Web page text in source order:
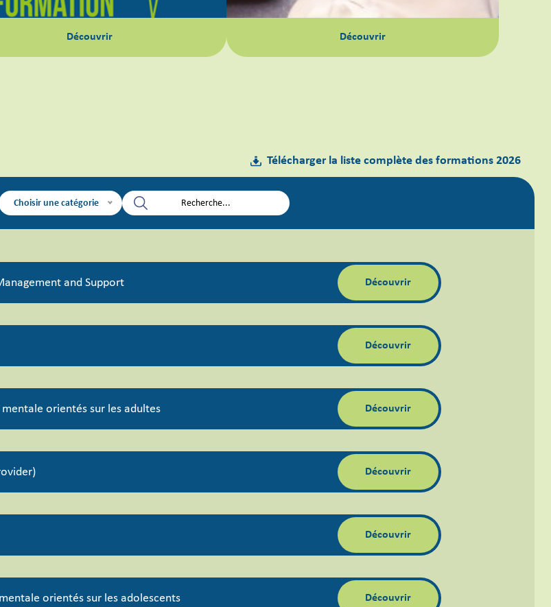
Découvrir Découvrir
Télécharger la liste complète des formations 2026
Choisir une catégorie
and Support Découvrir
Découvrir
mentale orientés sur les adultes Découvrir
Découvrir
Découvrir
orientés sur les adolescents Découvrir